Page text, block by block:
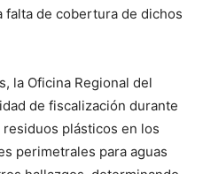
falta de cobertura de dichos
la Oficina Regional del
de fiscalización durante
plásticos en los
perimetrales para aguas